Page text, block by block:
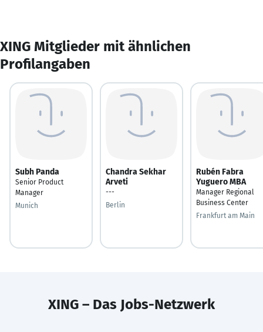
XING Mitglieder mit ähnlichen
Profilangaben
Subh Panda
Senior Product
Manager
Munich
Chandra Sekhar
Arveti
---
Berlin
Rubén Fabra
Yuguero MBA
Manager Regional
Business Center
Frankfurt am Main
XING – Das Jobs-Netzwerk